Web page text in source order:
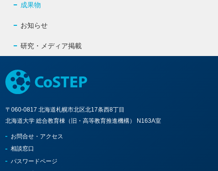
成果物
お知らせ
研究・メディア掲載
〒060-0817 北海道札幌市北区北17条西8丁目
北海道大学 総合教育棟（旧・高等教育推進機構） N163A室
お問合せ・アクセス
相談窓口
パスワードページ